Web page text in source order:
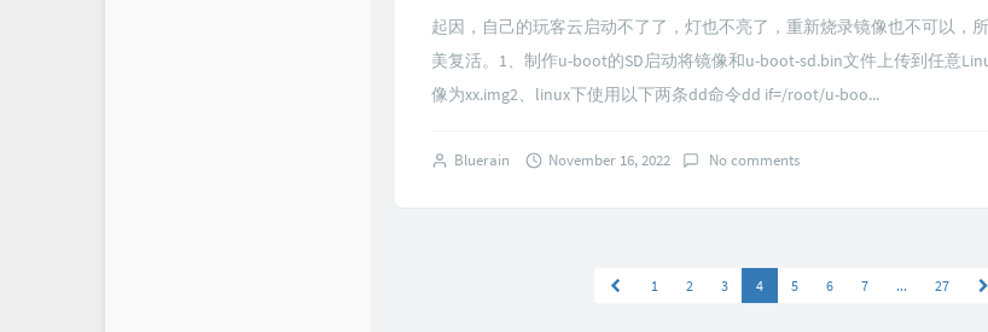
起因，自己的玩客云启动不了了，灯也不亮了，重新烧录镜像也不可以，
美复活。1、制作u-boot的SD启动将镜像和u-boot-sd.bin文件上传到任意
像为xx.img2、linux下使用以下两条dd命令dd if=/root/u-boo...
Bluerain November 16, 2022 No comments
1 2 3 4 5 6 7 ... 27